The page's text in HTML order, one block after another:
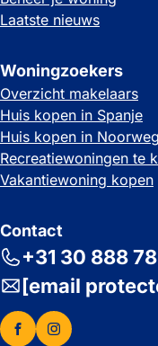
Laatste nieuws
Woningzoekers
Overzicht makelaars
Huis kopen in Spanje
Huis kopen in
Recreatiewoningen te
Vakantiewoning kopen
Contact
+31 30 888
[email